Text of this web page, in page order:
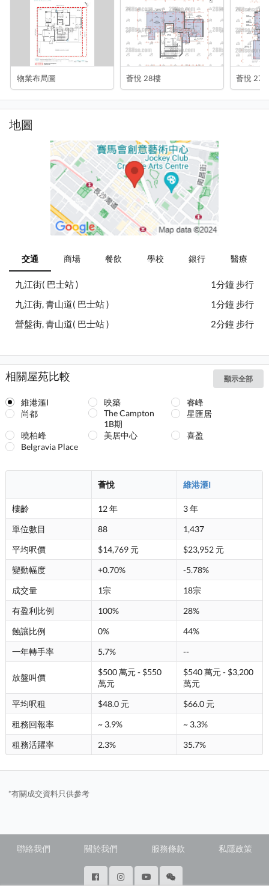
物業布局圖 薈悅 28樓 薈悅 27
地圖
交通 商場 餐飲 學校 銀行 醫療
九江街( 巴士站 )
1分鐘 步行
九江街, 青山道( 巴士站 )
1分鐘 步行
營盤街, 青山道( 巴士站 )
2分鐘 步行
相關屋苑比較 顯示全部
維港滙I 映築
睿峰
尚都
The Campton
1B期
星匯居
曉柏峰 美居中心
喜盈
Belgravia Place
薈悅 維港滙I
樓齡 12 年
3 年
單位數目
88
1,437
平均呎價
$14,769 元
$23,952 元
變動幅度
+0.70%
-5.78%
成交量
1宗
18宗
有盈利比例
100%
28%
蝕讓比例
0%
44%
一年轉手率
5.7% --
放盤叫價
$500 萬元 - $550
萬元
$540 萬元 - $3,200
萬元
平均呎租
$48.0 元
$66.0 元
租務回報率
~ 3.9%
~ 3.3%
租務活躍率
2.3% 35.7%
*有關成交資料只供參考
聯絡我們 關於我們 服務條款 私隱政策